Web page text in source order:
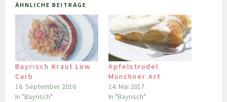
ÄHNLICHE BEITRÄGE
Bayrisch Kraut Low
Carb
16. September 2016
In "Bayrisch"
Apfelstrudel
Münchner Art
14. Mai 2017
In "Bayrisch"